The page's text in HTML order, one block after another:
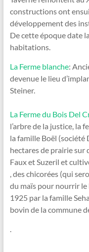
constructions ont
développement des
De cette époque date
habitations.
La Ferme blanche:
devenue le lieu
Steiner.
La Ferme du Bois Del
l’arbre de la justice, la
la famille Boël (société
hectares de prairie sur
Faux et Suzeril et
, des chicorées (qui
du maïs pour nourrir le
1925 par la famille
bovin de la commune
.